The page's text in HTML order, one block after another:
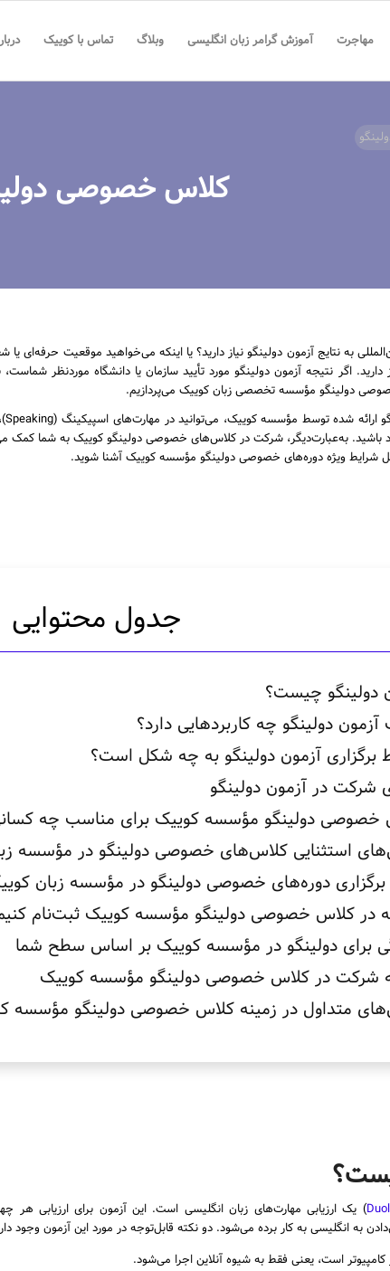
مهاجرت آموزش گرامر زبان انگلیسی وبلاگ تماس با کوییک
کلاس خصوصی
به نتایج آزمون دولینگو نیاز دارید؟ یا اینکه می‌خواهید موقعیت
دارید. اگر نتیجه آزمون دولینگو مورد تأیید سازمان یا دانشگاه موردنظر
دولینگو مؤسسه تخصصی زبان کوییک می‌پردازیم.
باشید. به‌عبارت‌دیگر، شرکت در کلاس‌های خصوصی دولینگو کوییک به شما کمک
شرایط ویژه دوره‌های خصوصی دولینگو مؤسسه کوییک آشنا شوید.
جدول محتوایی
دولینگو چیست؟
دولینگو چه کاربردهایی دارد؟
برگزاری آزمون دولینگو به چه شکل است؟
شرکت در آزمون دولینگو
خصوصی دولینگو مؤسسه کوییک برای مناسب چه
استثنایی کلاس‌های خصوصی دولینگو در مؤسسه
دوره‌های خصوصی دولینگو در مؤسسه زبان
در کلاس خصوصی دولینگو مؤسسه کوییک ثبت‌نام
برای دولینگو در مؤسسه کوییک بر اساس سطح شما
شرکت در کلاس خصوصی دولینگو مؤسسه کوییک
متداول در زمینه کلاس خصوصی دولینگو مؤسسه
) یک ارزیابی مهارت‌های زبان انگلیسی است. این آزمون برای ارزیابی هر
به انگلیسی به کار برده می‌شود. دو نکته قابل‌توجه در مورد این آزمون وجود
است، یعنی فقط به شیوه آنلاین اجرا می‌شود.